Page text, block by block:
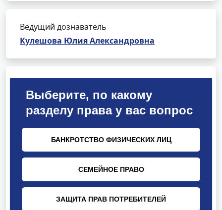
Ведущий дознаватель
Кулешова Юлия Александровна